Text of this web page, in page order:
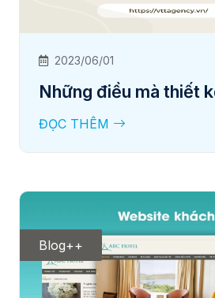
2023/06/01
Những điều mà thiết
Du dịch nên biết?
ĐỌC THÊM
Blog++